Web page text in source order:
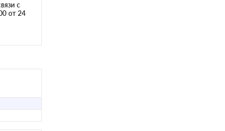
с
от 24